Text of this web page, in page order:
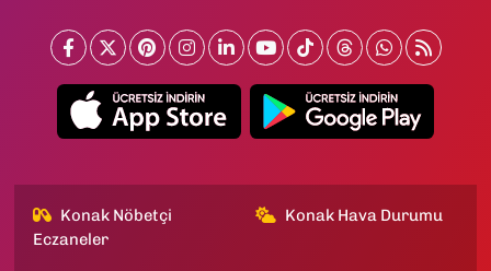
Konak Nöbetçi
Eczaneler
Konak Hava Durumu